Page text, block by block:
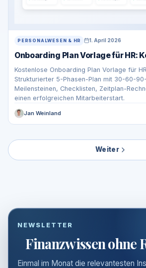
PERSONALWESEN & HR 1. April 2026
Onboarding Plan Vorlage für HR:
Kostenlose Onboarding Plan Vorlage für
Strukturierter 5-Phasen-Plan mit 30-60-
Meilensteinen, Checklisten, Zeitplan-
einen erfolgreichen Mitarbeiterstart.
Jan Weinland
Weiter
NEWSLETTER
Finanzwissen ohne
Einmal im Monat die relevantesten